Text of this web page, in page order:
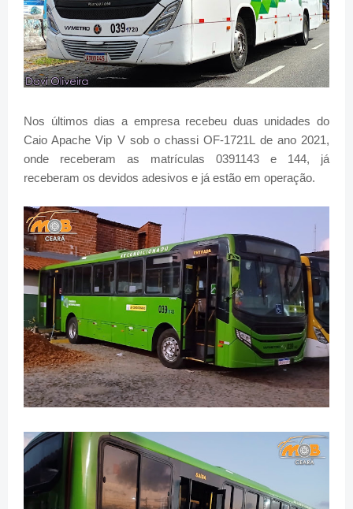
Nos últimos dias a empresa recebeu duas unidades do
Caio Apache Vip V sob o chassi OF-1721L de ano 2021,
onde receberam as matrículas 0391143 e 144, já
receberam os devidos adesivos e já estão em operação.